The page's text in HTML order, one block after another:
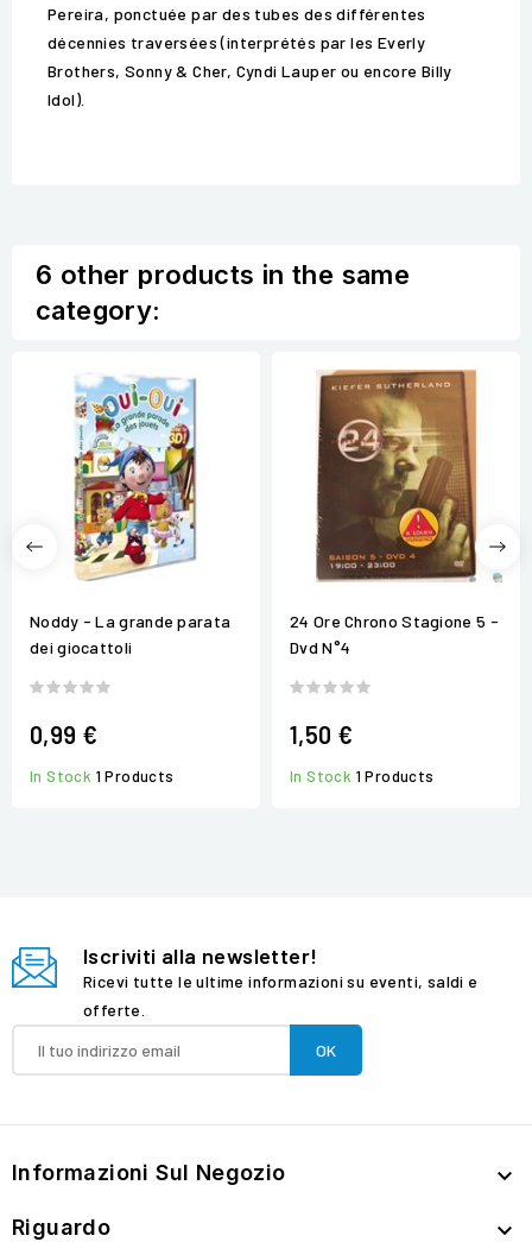
Pereira, ponctuée par des tubes des différentes
décennies traversées (interprétés par les Everly
Brothers, Sonny & Cher, Cyndi Lauper ou encore Billy
Idol).
6 other products in the same
category:
Noddy - La grande parata
dei giocattoli
0,99 €
In Stock 1 Products
24 Ore Chrono Stagione 5 -
Dvd N°4
1,50 €
In Stock 1 Products
Iscriviti alla newsletter!
Ricevi tutte le ultime informazioni su eventi, saldi e
offerte.
Informazioni Sul Negozio 
Riguardo 